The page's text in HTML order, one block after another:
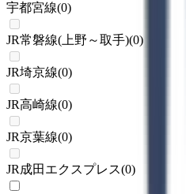
宇都宮線(0)
JR常磐線(上野～取手)(0)
JR埼京線(0)
JR高崎線(0)
JR京葉線(0)
JR成田エクスプレス(0)